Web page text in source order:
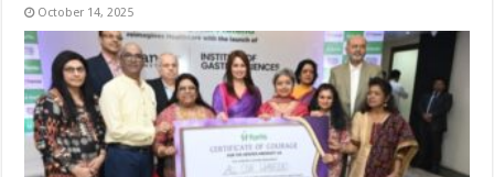
October 14, 2025